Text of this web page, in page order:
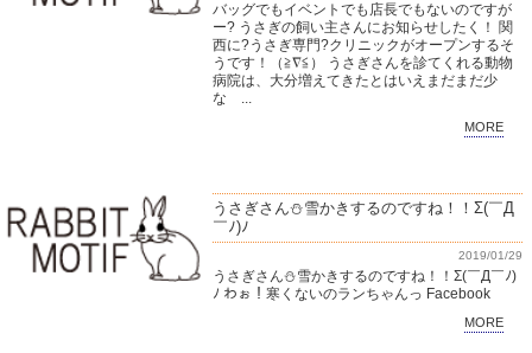
バッグでもイベントでも店長でもないのですが
ー? うさぎの飼い主さんにお知らせしたく！ 関
西に?うさぎ専門?クリニックがオープンするそ
うです！（≧∇≦） うさぎさんを診てくれる動物
病院は、大分増えてきたとはいえまだまだ少
な ...
MORE
うさぎさん⛄️雪かきするのですね！！Σ(￣Д
￣ﾉ)ﾉ
2019/01/29
うさぎさん⛄️雪かきするのですね！！Σ(￣Д￣ﾉ)
ﾉ わぉ！寒くないのランちゃんっ Facebook
MORE